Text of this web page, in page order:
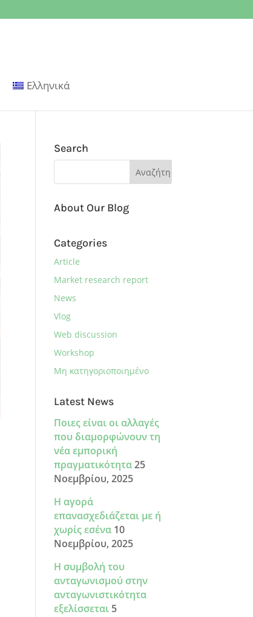
Ελληνικά
Search
About Our Blog
Categories
Article
Market research report
News
Vlog
Web discussion
Workshop
Μη κατηγοριοποιημένο
Latest News
Ποιες είναι οι αλλαγές
που διαμορφώνουν τη
νέα εμπορική
πραγματικότητα25
Νοεμβρίου, 2025
Η αγορά
επανασχεδιάζεται με ή
χωρίς εσένα 10
Νοεμβρίου, 2025
Η συμβολή του
ανταγωνισμού στην
ανταγωνιστικότητα
εξελίσσεται 5